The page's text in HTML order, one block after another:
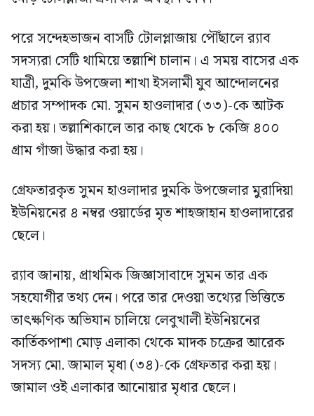
পরে সন্দেহভাজন বাসটি টোলপ্লাজায় পৌঁছালে র‍্যাব
সদস্যরা সেটি থামিয়ে তল্লাশি চালান। এ সময় বাসের এক
যাত্রী, দুমকি উপজেলা শাখা ইসলামী যুব আন্দোলনের
প্রচার সম্পাদক মো. সুমন হাওলাদার (৩৩)-কে আটক
করা হয়। তল্লাশিকালে তার কাছ থেকে ৮ কেজি ৪০০
গ্রাম গাঁজা উদ্ধার করা হয়।
গ্রেফতারকৃত সুমন হাওলাদার দুমকি উপজেলার মুরাদিয়া
ইউনিয়নের ৪ নম্বর ওয়ার্ডের মৃত শাহজাহান হাওলাদারের
ছেলে।
র‍্যাব জানায়, প্রাথমিক জিজ্ঞাসাবাদে সুমন তার এক
সহযোগীর তথ্য দেন। পরে তার দেওয়া তথ্যের ভিত্তিতে
তাৎক্ষণিক অভিযান চালিয়ে লেবুখালী ইউনিয়নের
কার্তিকপাশা মোড় এলাকা থেকে মাদক চক্রের আরেক
সদস্য মো. জামাল মৃধা (৩৪)-কে গ্রেফতার করা হয়।
জামাল ওই এলাকার আনোয়ার মৃধার ছেলে।